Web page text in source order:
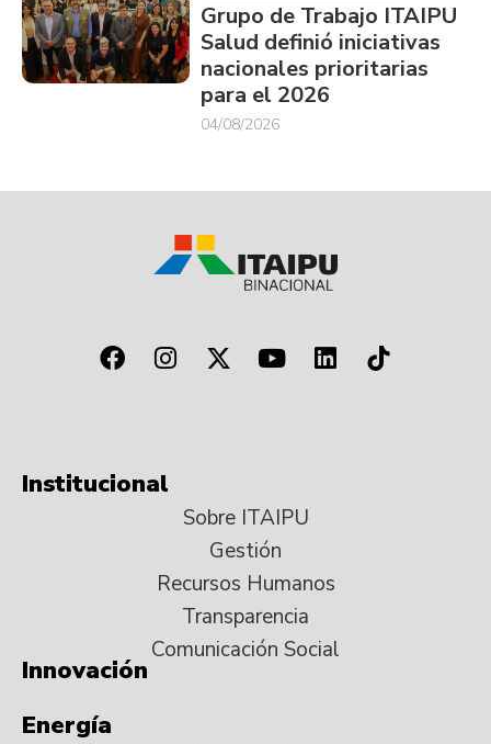
Grupo de Trabajo ITAIPU
Salud definió iniciativas
nacionales prioritarias
para el 2026
04/08/2026
Institucional
Sobre ITAIPU
Gestión
Recursos Humanos
Transparencia
Comunicación Social
Innovación
Energía